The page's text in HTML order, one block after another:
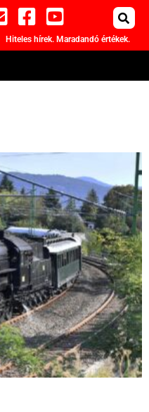
Hiteles hírek. Maradandó értékek.